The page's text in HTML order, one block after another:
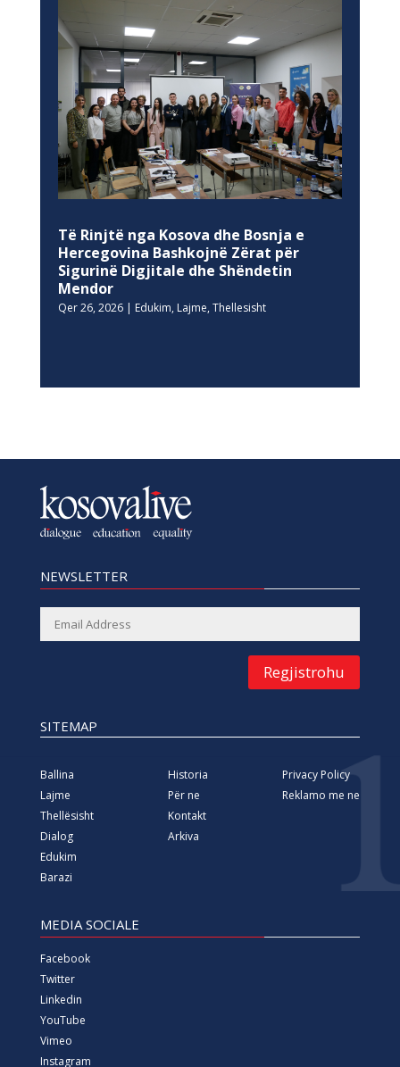
Të Rinjtë nga Kosova dhe Bosnja e
Hercegovina Bashkojnë Zërat për
Sigurinë Digjitale dhe Shëndetin
Mendor
Qer 26, 2026| Edukim, Lajme, Thellesisht
NEWSLETTER
Regjistrohu
SITEMAP
Ballina
Lajme
Thellësisht
Dialog
Edukim
Barazi
Historia
Për ne
Kontakt
Arkiva
Privacy Policy
Reklamo me ne
MEDIA SOCIALE
Facebook
Twitter
Linkedin
YouTube
Vimeo
Instagram